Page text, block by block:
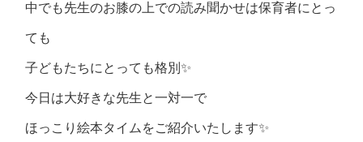
中でも先生のお膝の上での読み聞かせは保育者にとっ
ても
子どもたちにとっても格別✨
今日は大好きな先生と一対一で
ほっこり絵本タイムをご紹介いたします✨